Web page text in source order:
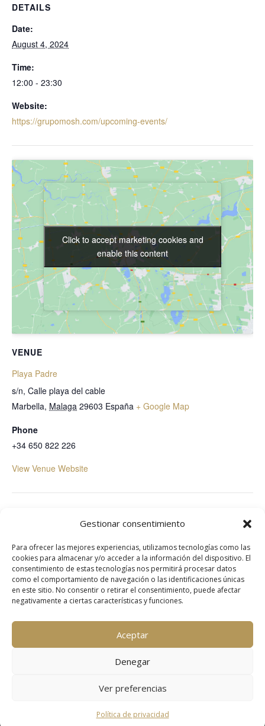
Gestionar consentimiento
Para ofrecer las mejores experiencias, utilizamos tecnologías como las
cookies para almacenar y/o acceder a la información del dispositivo. El
consentimiento de estas tecnologías nos permitirá procesar datos
como el comportamiento de navegación o las identificaciones únicas
en este sitio. No consentir o retirar el consentimiento, puede afectar
negativamente a ciertas características y funciones.
Aceptar
Denegar
Ver preferencias
Política de privacidad
DETAILS
Date:
August 4, 2024
Time:
12:00 - 23:30
Website:
https://grupomosh.com/upcoming-events/
VENUE
Playa Padre
s/n, Calle playa del cable
Marbella, Malaga 29603 España + Google Map
Phone
+34 650 822 226
View Venue Website
Click to accept marketing cookies and
enable this content
Click to accept marketing cookies and
enable this content
© 2025 About Marbella
Contact